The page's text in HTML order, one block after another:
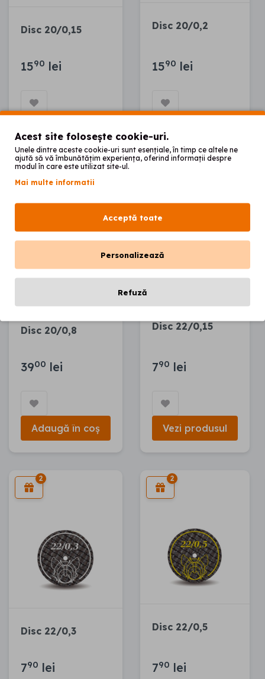
Disc 20/0,15
1590 lei
Disc 20/0,2
1590 lei
Disc 20/0,8
3900 lei
Adaugă în coș
Disc 22/0,15
790 lei
Vezi produsul
2
Disc 22/0,3
790 lei
2
Disc 22/0,5
790 lei
Acest site folosește cookie-uri.
Unele dintre aceste cookie-uri sunt esențiale, în timp ce altele ne
ajută să vă îmbunătățim experiența, oferind informații despre
modul în care este utilizat site-ul.
Mai multe informatii
Acceptă toate
Personalizează
Refuză